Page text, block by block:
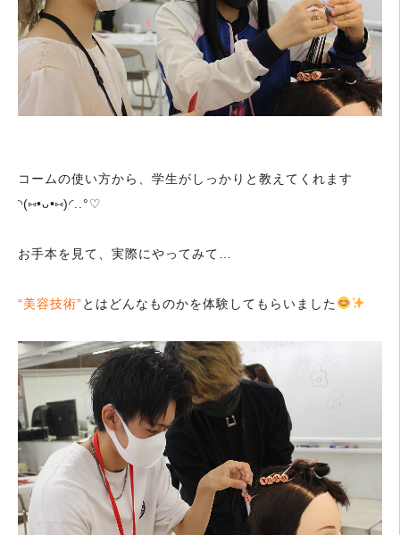
コームの使い方から、学生がしっかりと教えてくれます
◝(⑅•ᴗ•⑅)◜..°♡
お手本を見て、実際にやってみて…
“美容技術”とはどんなものかを体験してもらいました